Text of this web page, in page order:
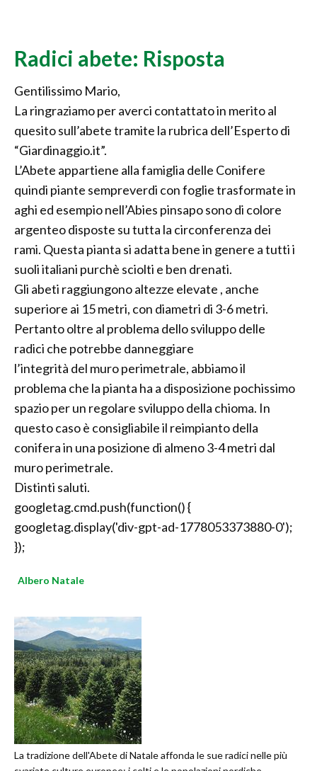
Radici abete: Risposta
Gentilissimo Mario,
La ringraziamo per averci contattato in merito al
quesito sull’abete tramite la rubrica dell’Esperto di
“Giardinaggio.it”.
L’Abete appartiene alla famiglia delle Conifere
quindi piante sempreverdi con foglie trasformate in
aghi ed esempio nell’Abies pinsapo sono di colore
argenteo disposte su tutta la circonferenza dei
rami. Questa pianta si adatta bene in genere a tutti i
suoli italiani purchè sciolti e ben drenati.
Gli abeti raggiungono altezze elevate , anche
superiore ai 15 metri, con diametri di 3-6 metri.
Pertanto oltre al problema dello sviluppo delle
radici che potrebbe danneggiare
l’integrità del muro perimetrale, abbiamo il
problema che la pianta ha a disposizione pochissimo
spazio per un regolare sviluppo della chioma. In
questo caso è consigliabile il reimpianto della
conifera in una posizione di almeno 3-4 metri dal
muro perimetrale.
Distinti saluti.
googletag.cmd.push(function() {
googletag.display('div-gpt-ad-1778053373880-0');
});
Albero Natale
La tradizione dell'Abete di Natale affonda le sue radici nelle più